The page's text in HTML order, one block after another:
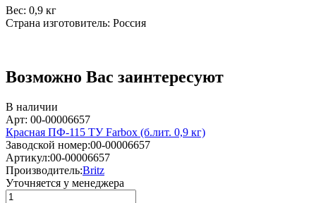
Вес: 0,9 кг
Страна изготовитель: Россия
Возможно Вас заинтересуют
В наличии
Арт: 00-00006657
Красная ПФ-115 ТУ Farbox (б.лит. 0,9 кг)
Заводской номер:00-00006657
Артикул:00-00006657
Производитель:Britz
Уточняется у менеджера